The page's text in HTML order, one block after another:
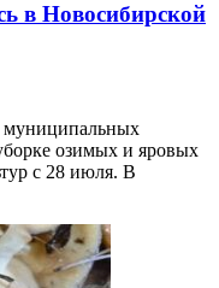
в Новосибирской
муниципальных
озимых и яровых
с 28 июля. В